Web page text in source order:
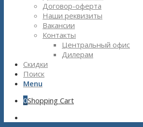
Договор-оферта
Наши реквизиты
Вакансии
Контакты
Центральный офис
Дилерам
Скидки
Поиск
Menu
0Shopping Cart